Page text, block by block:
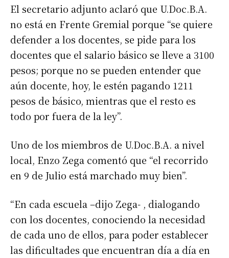
El secretario adjunto aclaró que U.Doc.B.A.
no está en Frente Gremial porque “se quiere
defender a los docentes, se pide para los
docentes que el salario básico se lleve a 3100
pesos; porque no se pueden entender que
aún docente, hoy, le estén pagando 1211
pesos de básico, mientras que el resto es
todo por fuera de la ley”.
Uno de los miembros de U.Doc.B.A. a nivel
local, Enzo Zega comentó que “el recorrido
en 9 de Julio está marchado muy bien”.
“En cada escuela –dijo Zega- , dialogando
con los docentes, conociendo la necesidad
de cada uno de ellos, para poder establecer
las dificultades que encuentran día a día en